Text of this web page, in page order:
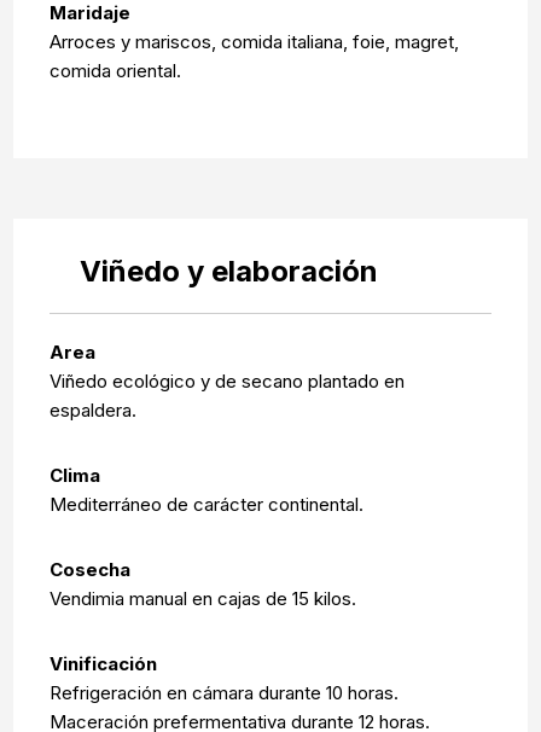
Maridaje
Arroces y mariscos, comida italiana, foie, magret,
comida oriental.
Viñedo y elaboración
Area
Viñedo ecológico y de secano plantado en
espaldera.
Clima
Mediterráneo de carácter continental.
Cosecha
Vendimia manual en cajas de 15 kilos.
Vinificación
Refrigeración en cámara durante 10 horas.
Maceración prefermentativa durante 12 horas.